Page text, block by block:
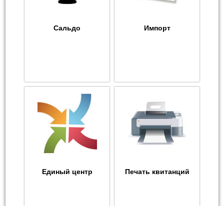
Сальдо Импорт
Единый центр Печать квитанций